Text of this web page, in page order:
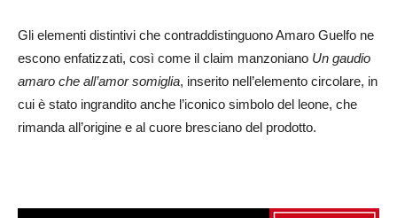
Gli elementi distintivi che contraddistinguono Amaro Guelfo ne
escono enfatizzati, così come il claim manzoniano Un gaudio
amaro che all’amor somiglia, inserito nell’elemento circolare, in
cui è stato ingrandito anche l’iconico simbolo del leone, che
rimanda all’origine e al cuore bresciano del prodotto.